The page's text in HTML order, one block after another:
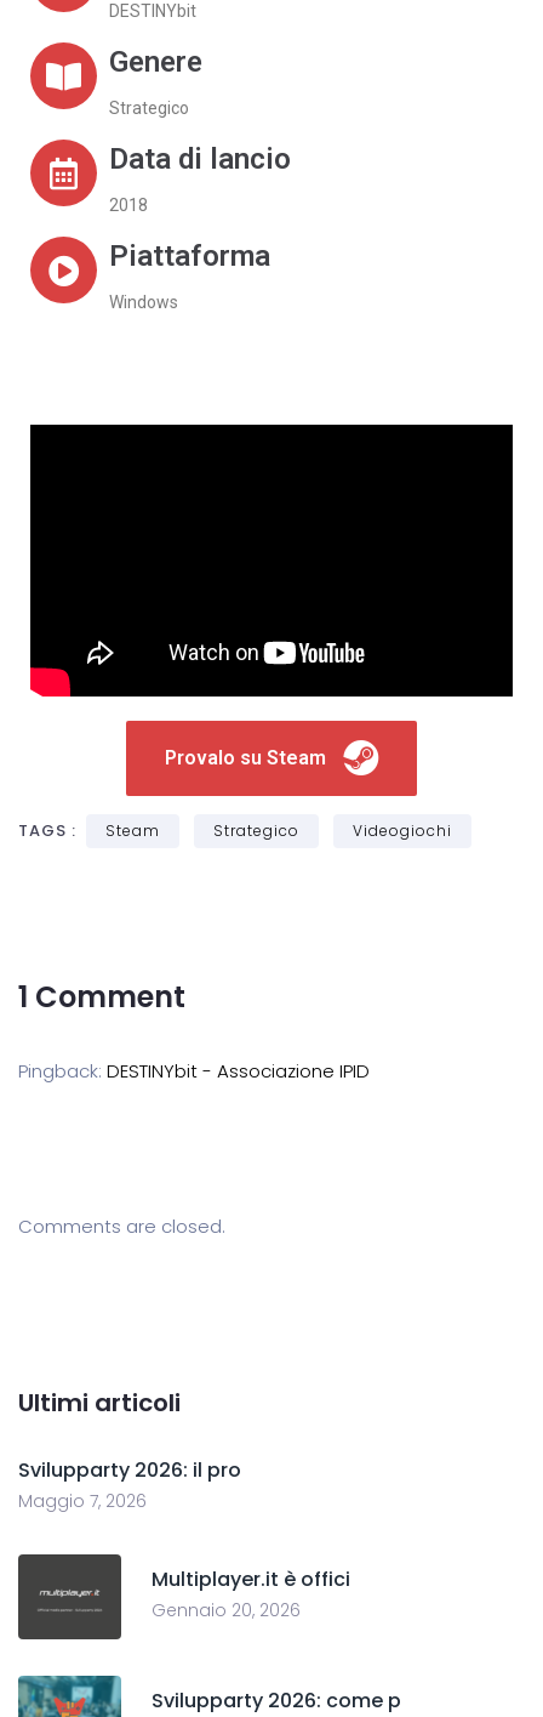
DESTINYbit
Genere
Strategico
Data di lancio
2018
Piattaforma
Windows
Provalo su Steam
TAGS : Steam Strategico Videogiochi
1 Comment
Pingback: DESTINYbit - Associazione IPID
Comments are closed.
Ultimi articoli
Svilupparty 2026: il pro
Maggio 7, 2026
Multiplayer.it è offici
Gennaio 20, 2026
Svilupparty 2026: come p